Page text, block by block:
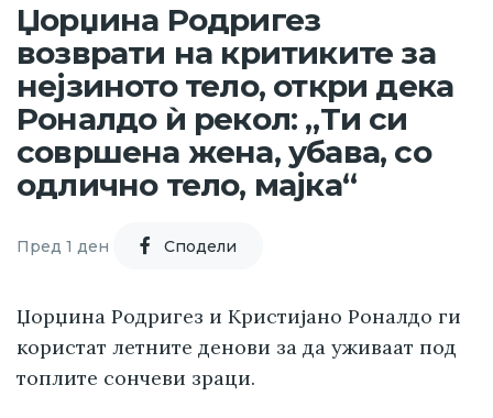
Џорџина Родригез
возврати на критиките за
нејзиното тело, откри дека
Роналдо ѝ рекол: „Ти си
совршена жена, убава, со
одлично тело, мајка“
Пред 1 ден Cподели
Џорџина Родригез и Кристијано Роналдо ги
користат летните денови за да уживаат под
топлите сончеви зраци.